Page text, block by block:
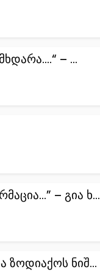
– ...
– გია ხ...
ზოდიაქოს ნიშ...